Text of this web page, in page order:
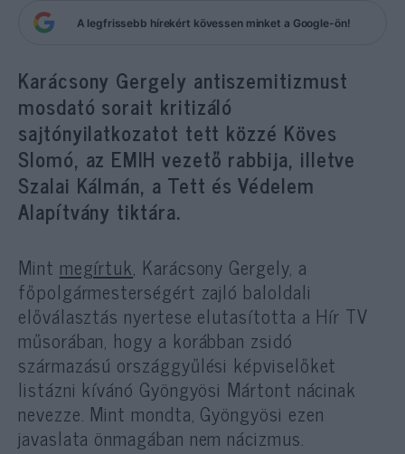
A legfrissebb hírekért kövessen minket a Google-ön!
Karácsony Gergely antiszemitizmust
mosdató sorait kritizáló
sajtónyilatkozatot tett közzé Köves
Slomó, az EMIH vezető rabbija, illetve
Szalai Kálmán, a Tett és Védelem
Alapítvány tiktára.
Mint megírtuk, Karácsony Gergely, a
főpolgármesterségért zajló baloldali
előválasztás nyertese elutasította a Hír TV
műsorában, hogy a korábban zsidó
származású országgyűlési képviselőket
listázni kívánó Gyöngyösi Mártont nácinak
nevezze. Mint mondta, Gyöngyösi ezen
javaslata önmagában nem nácizmus.